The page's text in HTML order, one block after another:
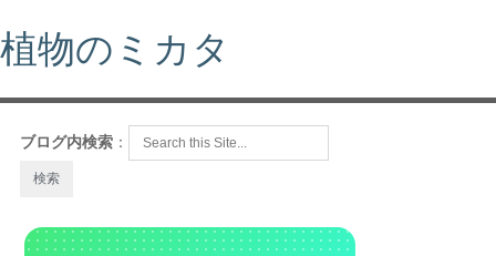
植物のミカタ
ブログ内検索 ：